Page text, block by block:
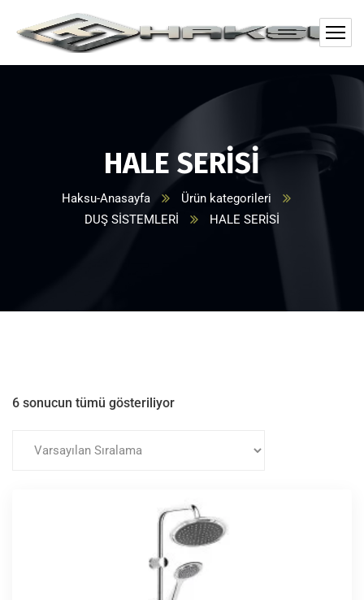
HALE SERİSİ
Haksu-Anasayfa
Ürün kategorileri
DUŞ SİSTEMLERİ
HALE SERİSİ
6 sonucun tümü gösteriliyor